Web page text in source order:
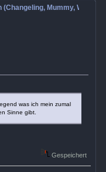
Mummy, Wrath
was ich mein zumal
Sinne gibt.
Gespeichert